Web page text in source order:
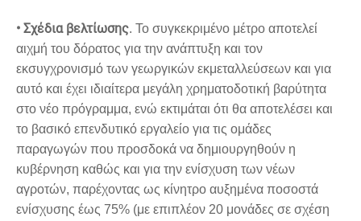
• Σχέδια βελτίωσης. Το συγκεκριμένο μέτρο αποτελεί
αιχμή του δόρατος για την ανάπτυξη και τον
εκσυγχρονισμό των γεωργικών εκμεταλλεύσεων και για
αυτό και έχει ιδιαίτερα μεγάλη χρηματοδοτική βαρύτητα
στο νέο πρόγραμμα, ενώ εκτιμάται ότι θα αποτελέσει και
το βασικό επενδυτικό εργαλείο για τις ομάδες
παραγωγών που προσδοκά να δημιουργηθούν η
κυβέρνηση καθώς και για την ενίσχυση των νέων
αγροτών, παρέχοντας ως κίνητρο αυξημένα ποσοστά
ενίσχυσης έως 75% (με επιπλέον 20 μονάδες σε σχέση